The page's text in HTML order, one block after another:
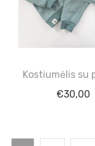
Kostiumėlis su
€30,00